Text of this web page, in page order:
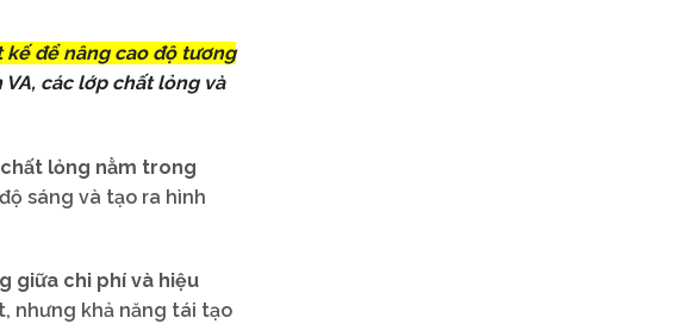
để nâng cao độ tương
các lớp chất lỏng và
lỏng nằm trong
sáng và tạo ra hình
giữa chi phí và hiệu
nhưng khả năng tái tạo